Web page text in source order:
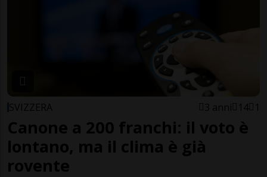
SVIZZERA 3 anni 14 1
Canone a 200 franchi: il voto è
lontano, ma il clima è già
rovente